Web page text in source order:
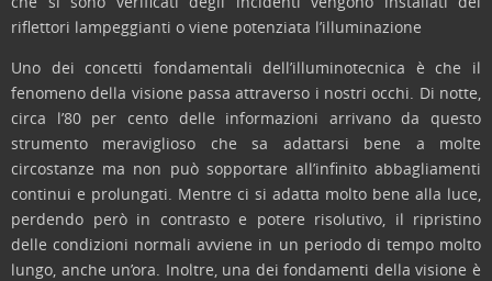
riflettori lampeggianti o viene potenziata l’illuminazione
Uno dei concetti fondamentali dell’illuminotecnica è che il
fenomeno della visione passa attraverso i nostri occhi. Di notte,
circa l’80 per cento delle informazioni arrivano da questo
strumento meraviglioso che sa adattarsi bene a molte
circostanze ma non può sopportare all’infinito abbagliamenti
continui e prolungati. Mentre ci si adatta molto bene alla luce,
perdendo però in contrasto e potere risolutivo, il ripristino
delle condizioni normali avviene in un periodo di tempo molto
lungo, anche un’ora. Inoltre, una dei fondamenti della visione è